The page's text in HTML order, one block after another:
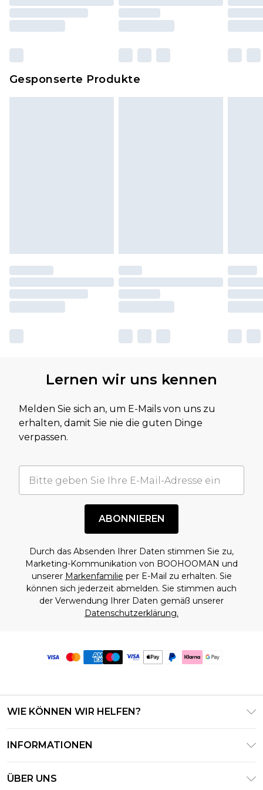
einschließlich Bettwäsche, Matratzen, Toppern
und Kissen, müssen unbenutzt und in ihrer
zurückgesendet werden.
Klickehierum unsere vollständigen
Gesponserte Produkte
Lernen wir uns kennen
Melden Sie sich an, um E-Mails von uns zu
erhalten, damit Sie nie die guten Dinge
verpassen.
ABONNIEREN
Durch das Absenden Ihrer Daten stimmen Sie zu,
Marketing-Kommunikation von BOOHOOMAN und
unserer Markenfamilie per E-Mail zu erhalten. Sie
können sich jederzeit abmelden. Sie stimmen auch
der Verwendung Ihrer Daten gemäß unserer
Datenschutzerklärung.
WIE KÖNNEN WIR HELFEN?
Meine Bestellung verfolgen & zurücksenden
INFORMATIONEN
Geschäftsbedingungen – Aktualisiert Juni 2026
ÜBER UNS